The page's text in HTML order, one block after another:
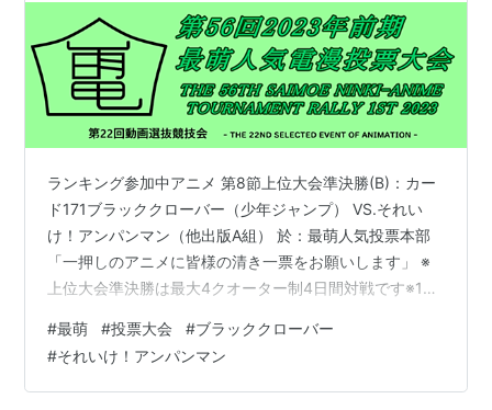
ランキング参加中アニメ 第8節上位大会準決勝(B)：カー
ド171ブラッククローバー（少年ジャンプ） VS.それい
け！アンパンマン（他出版A組） 於：最萌人気投票本部
「一押しのアニメに皆様の清き一票をお願いします」 ※
上位大会準決勝は最大4クオーター制4日間対戦です※1ク
参加は無効とさせていただきます（以下同じです） （こ
こから実況）第4クオーター序盤の動きはありません第4
クオーター中盤の動きはありません第4クオーター終盤の
#最萌 #投票大会 #ブラッククローバー
#それいけ！アンパンマン